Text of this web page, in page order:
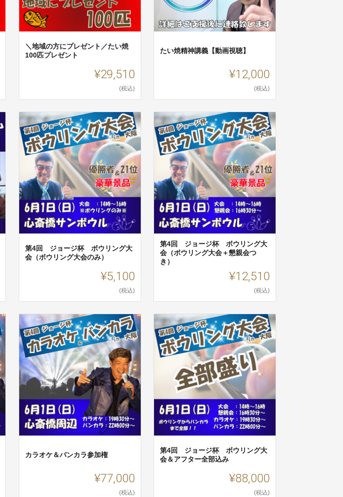
＼地域の方にプレゼント／たい焼
100匹プレゼント
¥29,510
(税込)
たい焼精神講義【動画視聴】
¥12,000
(税込)
第4回 ジョージ杯 ボウリング大
会（ボウリング大会のみ）
¥5,100
(税込)
第4回 ジョージ杯 ボウリング大
会（ボウリング大会＋懇親会つ
き）
¥12,510
(税込)
カラオケ＆バンカラ参加権
¥77,000
(税込)
第4回 ジョージ杯 ボウリング大
会＆アフター全部込み
¥88,000
(税込)